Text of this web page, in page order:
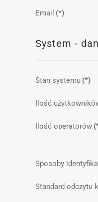
Email (*)
System -
Stan systemu (*)
Ilość
Ilość operatorów
Sposoby
Standard odczytu